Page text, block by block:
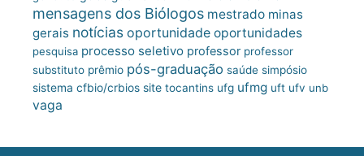
mensagens dos Biólogos mestrado minas
gerais notícias oportunidade oportunidades
pesquisa processo seletivo professor professor
substituto prêmio pós-graduação saúde simpósio
sistema cfbio/crbios site tocantins ufg ufmg uft ufv unb
vaga